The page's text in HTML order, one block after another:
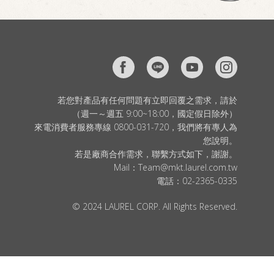
若您對產品有任何問題有立即回覆之需求，請於
（週一～週五 9:00~18:00，國定假日除外）
來電消費者服務專線 0800-031-720，我們將有專人為
您說明。
若是廠商合作需求，聯繫方式如下，謝謝。
Mail： Team@mkt.laurel.com.tw
電話： 02-2365-0335
© 2024 LAUREL CORP. All Rights Reserved.